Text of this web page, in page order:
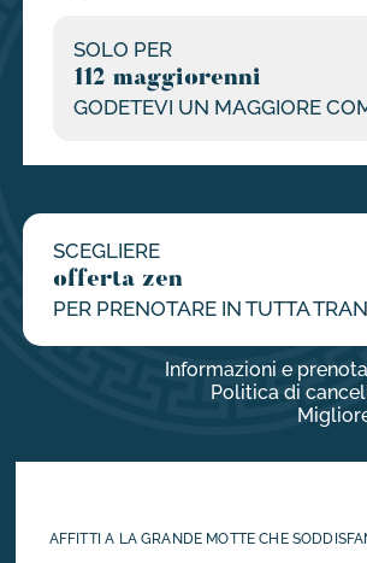
SOLO PER
112 maggiorenni
GODETEVI UN MAGGIORE
SCEGLIERE
offerta zen
PER PRENOTARE IN TUTTA
Informazioni e
Politica di
AFFITTI A LA GRANDE MOTTE CHE